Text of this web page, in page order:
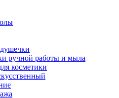
ручной работы и мыла
косметики